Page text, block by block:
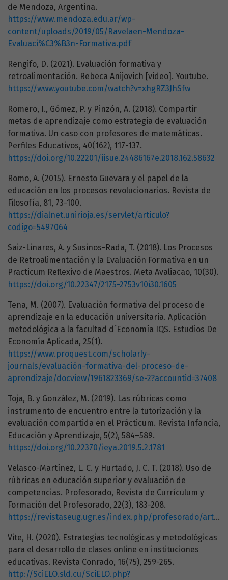
de Mendoza, Argentina.
https://www.mendoza.edu.ar/wp-
content/uploads/2019/05/Ravelaen-Mendoza-
Evaluaci%C3%B3n-Formativa.pdf
Rengifo, D. (2021). Evaluación formativa y
retroalimentación. Rebeca Anijovich [video]. Youtube.
https://www.youtube.com/watch?v=xhgRZ3JhSfw
Romero, I., Gómez, P. y Pinzón, A. (2018). Compartir
metas de aprendizaje como estrategia de evaluación
formativa. Un caso con profesores de matemáticas.
Perfiles Educativos, 40(162), 117-137.
https://doi.org/10.22201/iisue.24486167e.2018.162.58632
Romo, A. (2015). Ernesto Guevara y el papel de la
educación en los procesos revolucionarios. Revista de
Filosofía, 81, 73-100.
https://dialnet.unirioja.es/servlet/articulo?
codigo=5497064
Saiz-Linares, A. y Susinos-Rada, T. (2018). Los Procesos
de Retroalimentación y la Evaluación Formativa en un
Practicum Reflexivo de Maestros. Meta Avaliacao, 10(30).
https://doi.org/10.22347/2175-2753v10i30.1605
Tena, M. (2007). Evaluación formativa del proceso de
aprendizaje en la educación universitaria. Aplicación
metodológica a la facultad d´Economía IQS. Estudios De
Economía Aplicada, 25(1).
https://www.proquest.com/scholarly-
journals/evaluación-formativa-del-proceso-de-
aprendizaje/docview/1961823369/se-2?accountid=37408
Toja, B. y González, M. (2019). Las rúbricas como
instrumento de encuentro entre la tutorización y la
evaluación compartida en el Prácticum. Revista Infancia,
Educación y Aprendizaje, 5(2), 584–589.
https://doi.org/10.22370/ieya.2019.5.2.1781
Velasco-Martínez, L. C. y Hurtado, J. C. T. (2018). Uso de
rúbricas en educación superior y evaluación de
competencias. Profesorado, Revista de Currículum y
Formación del Profesorado, 22(3), 183-208.
https://revistaseug.ugr.es/index.php/profesorado/article/view/7998/pdf
Vite, H. (2020). Estrategias tecnológicas y metodológicas
para el desarrollo de clases online en instituciones
educativas. Revista Conrado, 16(75), 259-265.
http://SciELO.sld.cu/SciELO.php?